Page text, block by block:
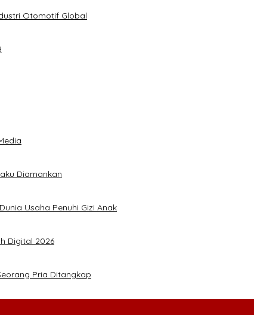
Otomotif Global
Diamankan
Usaha Penuhi Gizi Anak
Digital 2026
Pria Ditangkap